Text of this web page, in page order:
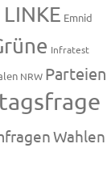
Emnid
Infratest
NRW Parteien
Wahlen